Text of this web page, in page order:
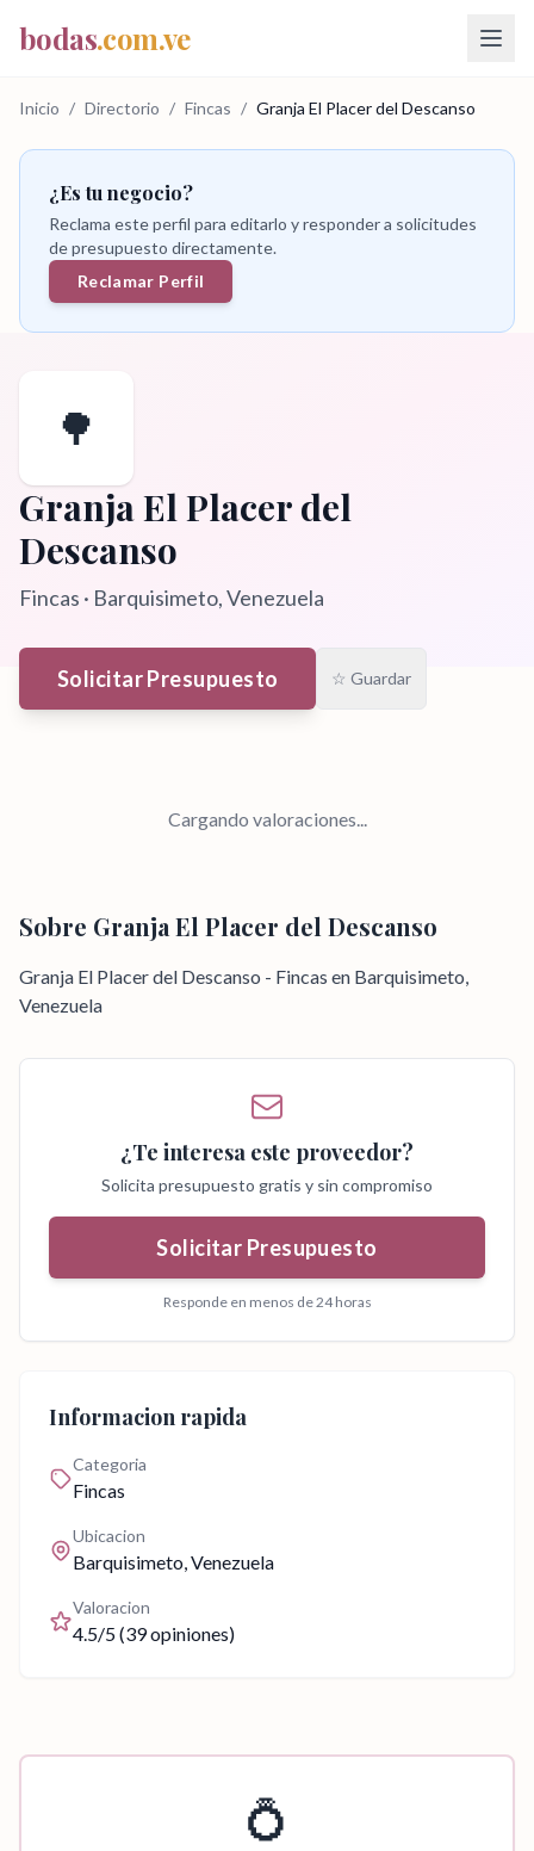
bodas.com.ve
Inicio / Directorio / Fincas / Granja El Placer del Descanso
¿Es tu negocio?
Reclama este perfil para editarlo y responder a solicitudes
de presupuesto directamente.
Reclamar Perfil
🌳
Granja El Placer del
Descanso
Fincas · Barquisimeto, Venezuela
Solicitar Presupuesto ☆ Guardar
Cargando valoraciones...
Sobre Granja El Placer del Descanso
Granja El Placer del Descanso - Fincas en Barquisimeto,
Venezuela
¿Te interesa este proveedor?
Solicita presupuesto gratis y sin compromiso
Solicitar Presupuesto
Responde en menos de 24 horas
Informacion rapida
Categoria
Fincas
Ubicacion
Barquisimeto, Venezuela
Valoracion
4.5/5 (39opiniones)
💍